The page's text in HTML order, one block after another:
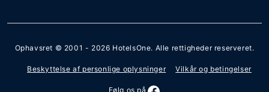
Ophavsret © 2001 - 2026 HotelsOne. Alle rettigheder reserveret.
Beskyttelse af personlige oplysninger Vilkår og betingelser
Følg os på